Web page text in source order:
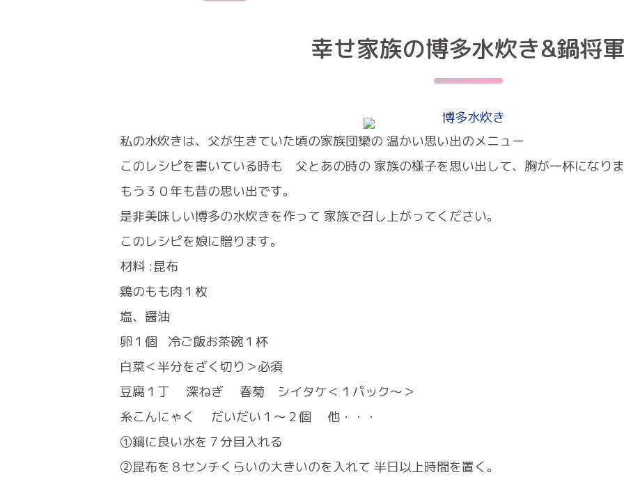
幸せ家族の博多水炊き&鍋将軍
私の水炊きは、父が生きていた頃の家族団欒の 温かい思い出のメニュー
このレシピを書いている時も 父とあの時の 家族の様子を思い出して、胸が一杯になりま
もう３０年も昔の思い出です。
是非美味しい博多の水炊きを作って 家族で召し上がってください。
このレシピを娘に贈ります。
材料 :昆布
鶏のもも肉１枚
塩、醤油
卵１個 冷ご飯お茶碗１杯
白菜＜半分をざく切り＞必須
豆腐１丁 深ねぎ 春菊 シイタケ＜１パック～＞
糸こんにゃく だいだい１～２個 他・・・
①鍋に良い水を７分目入れる
②昆布を８センチくらいの大きいのを入れて 半日以上時間を置く。